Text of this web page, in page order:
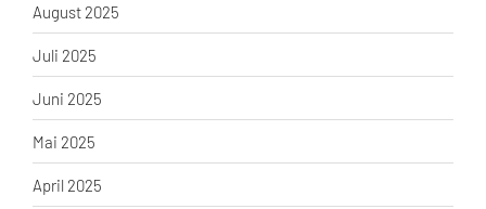
August 2025
Juli 2025
Juni 2025
Mai 2025
April 2025